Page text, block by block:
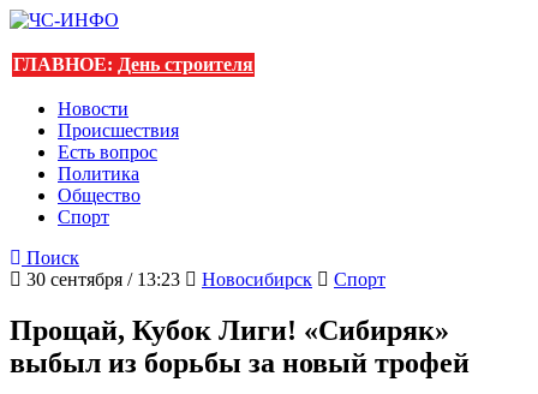
ГЛАВНОЕ: День строителя
Новости
Происшествия
Есть вопрос
Политика
Общество
Спорт
Поиск
30 сентября / 13:23
Новосибирск Спорт
Прощай, Кубок Лиги! «Сибиряк»
выбыл из борьбы за новый трофей